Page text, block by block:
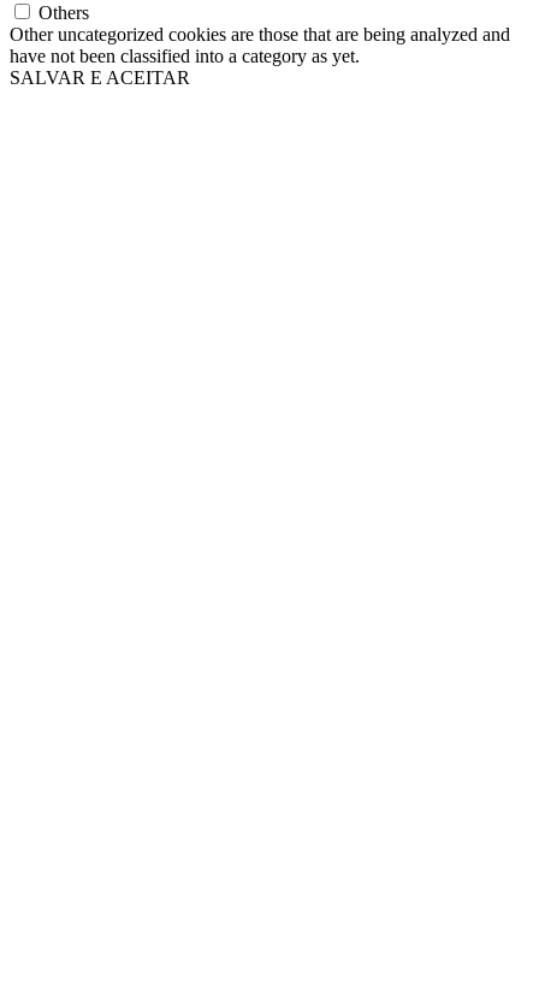
Others
Other uncategorized cookies are those that are being analyzed and
have not been classified into a category as yet.
SALVAR E ACEITAR